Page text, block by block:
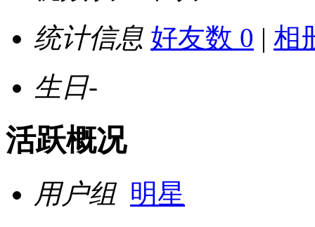
统计信息 好友数 0 | 相
生日-
活跃概况
用户组 明星